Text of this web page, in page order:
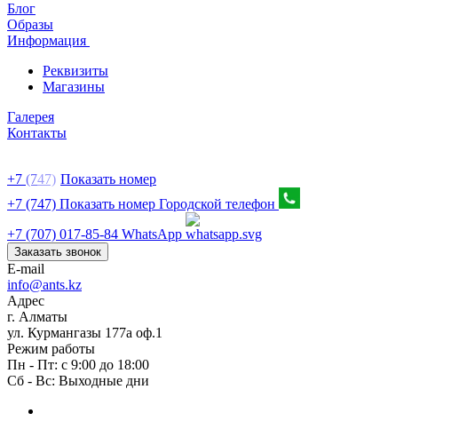
Блог
Образы
Информация
Реквизиты
Магазины
Галерея
Контакты
+7 (747) Показать номер
+7 (747) Показать номер Городской телефон
+7 (707) 017-85-84 WhatsApp
Заказать звонок
E-mail
info@ants.kz
Адрес
г. Алматы
ул. Курмангазы 177а оф.1
Режим работы
Пн - Пт: с 9:00 до 18:00
Сб - Вс: Выходные дни